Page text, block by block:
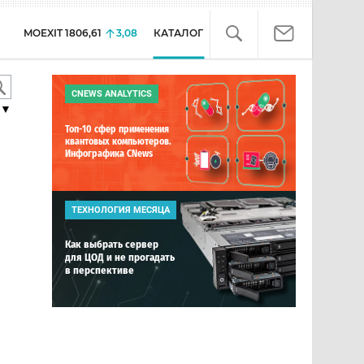
MOEXIT 1806,61 3,08 КАТАЛОГ
CNEWS ANALYTICS
Топ-10 сфер применения
квантовых компьютеров.
Инфографика CNews
ТЕХНОЛОГИЯ МЕСЯЦА
Как выбрать сервер
для ЦОД и не прогадать
в перспективе